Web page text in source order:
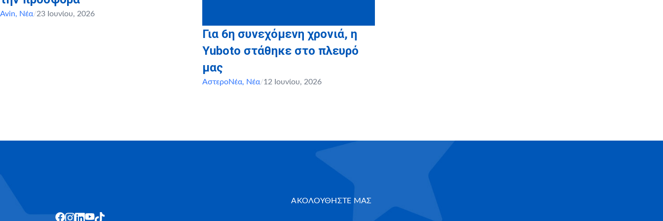
Avin, Νέα/23 Ιουνίου, 2026
Για 6η συνεχόμενη χρονιά, η
Yuboto στάθηκε στο πλευρό
μας
ΑστεροΝέα, Νέα/12 Ιουνίου, 2026
ΑΚΟΛΟΥΘΗΣΤΕ ΜΑΣ